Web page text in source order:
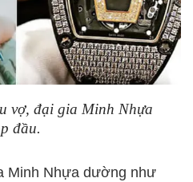
vợ, đại gia Minh Nhựa
đầu.
Minh Nhựa dường như